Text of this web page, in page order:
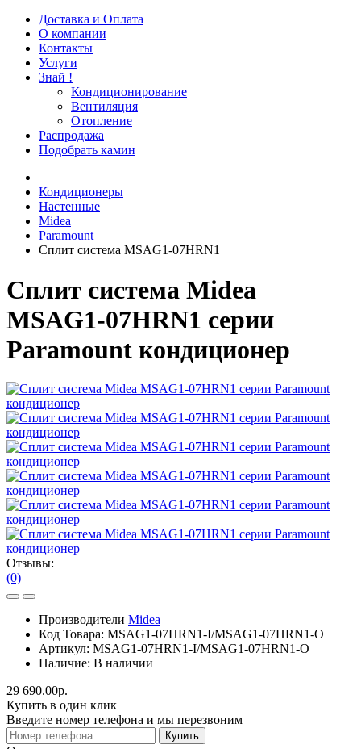
Доставка и Оплата
О компании
Контакты
Услуги
Знай !
Кондиционирование
Вентиляция
Отопление
Распродажа
Подобрать камин
Кондиционеры
Настенные
Midea
Paramount
Сплит система MSAG1-07HRN1
Сплит система Midea
MSAG1-07HRN1 серии
Paramount кондиционер
Отзывы:
(0)
Производители Midea
Код Товара: MSAG1-07HRN1-I/MSAG1-07HRN1-O
Артикул: MSAG1-07HRN1-I/MSAG1-07HRN1-O
Наличие: В наличии
29 690.00р.
Купить в один клик
Введите номер телефона и мы перезвоним
Купить